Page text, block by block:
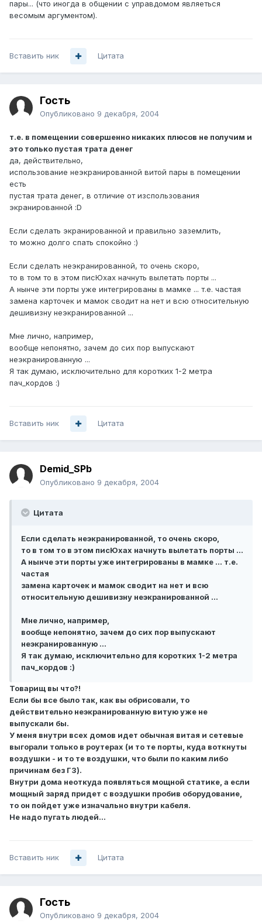
пары... (что иногда в общении с управдомом являеться
весомым аргументом).
Вставить ник Цитата
Гость
Опубликовано 9 декабря, 2004
т.е. в помещении совершенно никаких плюсов не получим и
это только пустая трата денег
да, действительно,
использование неэкранированной витой пары в помещении
есть
пустая трата денег, в отличие от изспользования
экранированной :D
Если сделать экранированной и правильно заземлить,
то можно долго спать спокойно :)
Если сделать неэкранированной, то очень скоро,
то в том то в этом писЮхах начнуть вылетать порты ...
А нынче эти порты уже интегрированы в мамке ... т.е. частая
замена карточек и мамок сводит на нет и всю относительную
дешивизну неэкранированной ...
Мне лично, например,
вообще непонятно, зачем до сих пор выпускают
неэкранированную ...
Я так думаю, исключительно для коротких 1-2 метра
пач_кордов :)
Вставить ник Цитата
Demid_SPb
Опубликовано 9 декабря, 2004
Цитата
Если сделать неэкранированной, то очень скоро,
то в том то в этом писЮхах начнуть вылетать порты ...
А нынче эти порты уже интегрированы в мамке ... т.е.
частая
замена карточек и мамок сводит на нет и всю
относительную дешивизну неэкранированной ...
Мне лично, например,
вообще непонятно, зачем до сих пор выпускают
неэкранированную ...
Я так думаю, исключительно для коротких 1-2 метра
пач_кордов :)
Товарищ вы что?!
Если бы все было так, как вы обрисовали, то
действительно неэкранированную витую уже не
выпускали бы.
У меня внутри всех домов идет обычная витая и сетевые
выгорали только в роутерах (и то те порты, куда воткнуты
воздушки - и то те воздушки, что были по каким либо
причинам без ГЗ).
Внутри дома неоткуда появляться мощной статике, а если
мощный заряд придет с воздушки пробив оборудование,
то он пойдет уже изначально внутри кабеля.
Не надо пугать людей...
Вставить ник Цитата
Гость
Опубликовано 9 декабря, 2004